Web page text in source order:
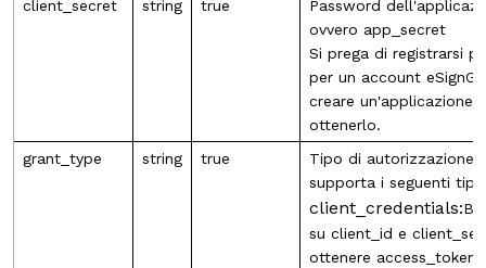
client_secret
string true
Password
ovvero app_secret
Si prega di registrarsi
per un account
creare un'applicazione
ottenerlo.
grant_type
string true
Tipo di autorizzazione,
supporta i seguenti tipi:
client_credentials:
su client_id e
ottenere access_token